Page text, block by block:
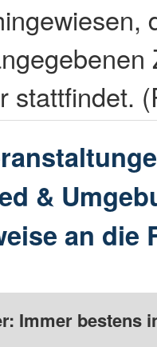
stattfindet.
&
an die
Immer bestens